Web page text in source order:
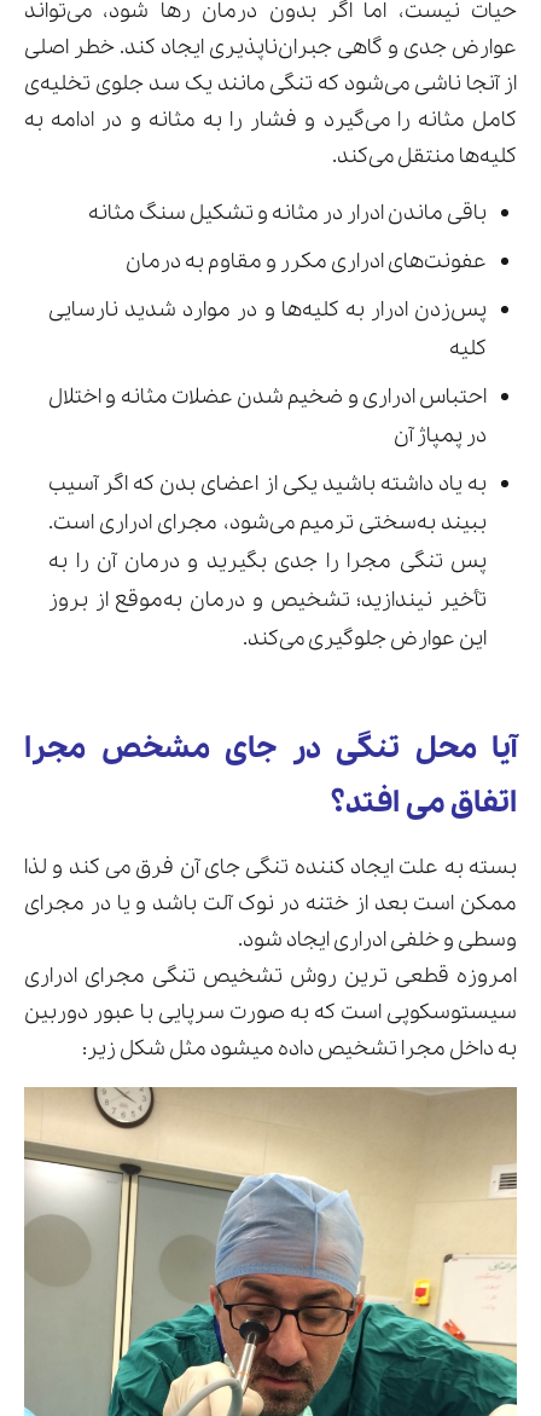
حیات نیست، اما اگر بدون درمان رها شود، می‌تواند
عوارض جدی و گاهی جبران‌ناپذیری ایجاد کند. خطر اصلی
از آنجا ناشی می‌شود که تنگی مانند یک سد جلوی تخلیه‌ی
کامل مثانه را می‌گیرد و فشار را به مثانه و در ادامه به
کلیه‌ها منتقل می‌کند.
باقی ماندن ادرار در مثانه و تشکیل سنگ مثانه
عفونت‌های ادراری مکرر و مقاوم به درمان
پس‌زدن ادرار به کلیه‌ها و در موارد شدید نارسایی
کلیه
احتباس ادراری و ضخیم شدن عضلات مثانه و اختلال
در پمپاژ آن
به یاد داشته باشید یکی از اعضای بدن که اگر آسیب
ببیند به‌سختی ترمیم می‌شود، مجرای ادراری است.
پس تنگی مجرا را جدی بگیرید و درمان آن را به
تأخیر نیندازید؛ تشخیص و درمان به‌موقع از بروز
این عوارض جلوگیری می‌کند.
آیا محل تنگی در جای مشخص مجرا
اتفاق می افتد؟
بسته به علت ایجاد کننده تنگی جای آن فرق می کند و لذا
ممکن است بعد از ختنه در نوک آلت باشد و یا در مجرای
وسطی و خلفی ادراری ایجاد شود.
امروزه قطعی ترین روش تشخیص تنگی مجرای ادراری
سیستوسکوپی است که به صورت سرپایی با عبور دوربین
به داخل مجرا تشخیص داده میشود مثل شکل زیر: